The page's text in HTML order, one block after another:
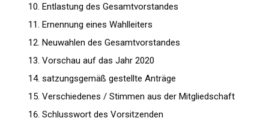
Entlastung des Gesamtvorstandes
Ernennung eines Wahlleiters
Neuwahlen des Gesamtvorstandes
Vorschau auf das Jahr 2020
satzungsgemäß gestellte Anträge
Verschiedenes / Stimmen aus der Mitgliedschaft
Schlusswort des Vorsitzenden